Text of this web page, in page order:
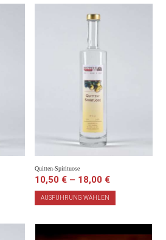
Quitten-Spirituose
10,50 € – 18,00 €
AUSFÜHRUNG WÄHLEN